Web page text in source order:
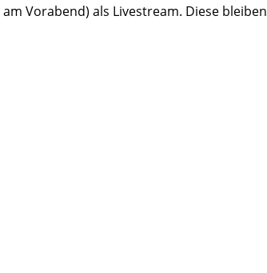
Vorabend) als Livestream. Diese bleiben